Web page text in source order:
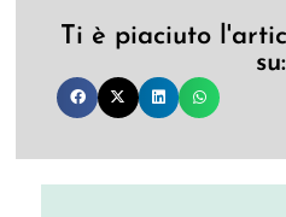
Ti è piaciuto
su: